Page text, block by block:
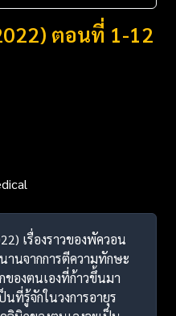
ตอนที่ 1-12
เรื่องราวของพัควอน
านจากการตีความทักษะ
องตนเองที่ก้าวขึ้นมา
รู้จักในวงการอายุร